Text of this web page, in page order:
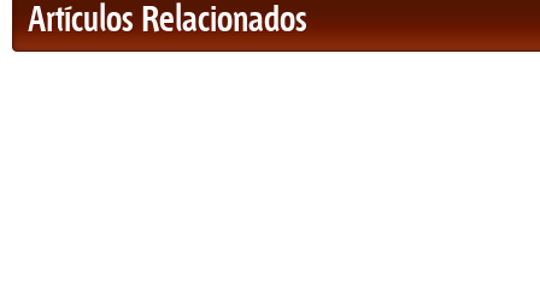
Artículos Relacionados